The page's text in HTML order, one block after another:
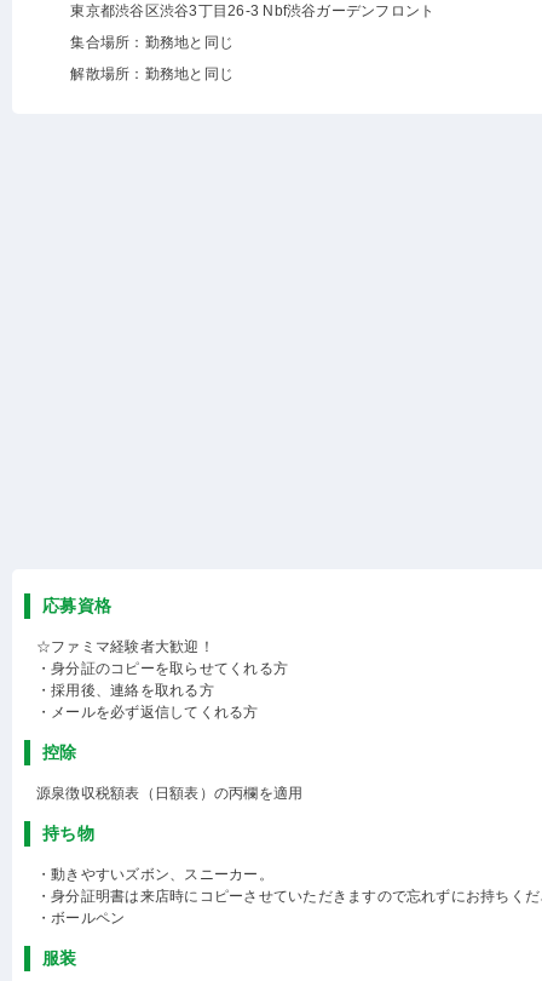
東京都渋谷区渋谷3丁目26-3 Nbf渋谷ガーデンフロント
集合場所：勤務地と同じ
解散場所：勤務地と同じ
応募資格
☆ファミマ経験者大歓迎！
・身分証のコピーを取らせてくれる方
・採用後、連絡を取れる方
・メールを必ず返信してくれる方
控除
源泉徴収税額表（日額表）の丙欄を適用
持ち物
・動きやすいズボン、スニーカー。
・身分証明書は来店時にコピーさせていただきますので忘れずにお持ちく
・ボールペン
服装